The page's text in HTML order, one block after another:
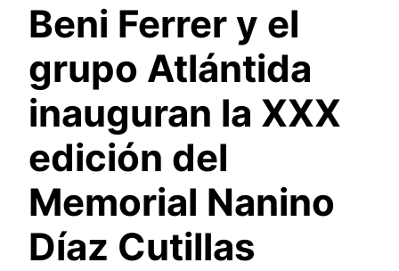
Beni Ferrer y el
grupo Atlántida
inauguran la XXX
edición del
Memorial Nanino
Díaz Cutillas